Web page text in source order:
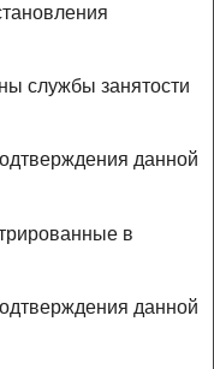
службы занятости
данной
в
данной